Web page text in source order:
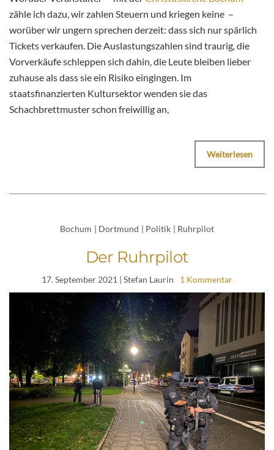
zähle ich dazu, wir zahlen Steuern und kriegen keine –
worüber wir ungern sprechen derzeit: dass sich nur spärlich
Tickets verkaufen. Die Auslastungszahlen sind traurig, die
Vorverkäufe schleppen sich dahin, die Leute bleiben lieber
zuhause als dass sie ein Risiko eingingen. Im
staatsfinanzierten Kultursektor wenden sie das
Schachbrettmuster schon freiwillig an,
Weiterlesen
Bochum | Dortmund | Politik | Ruhrpilot
Der Ruhrpilot
17. September 2021 | Stefan Laurin 1 Kommentar